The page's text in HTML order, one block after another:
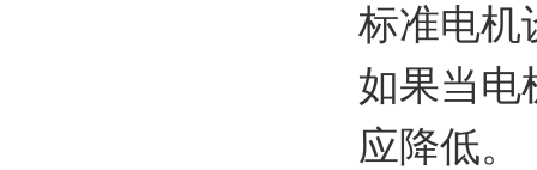
标准电机
如果当电
应降低。